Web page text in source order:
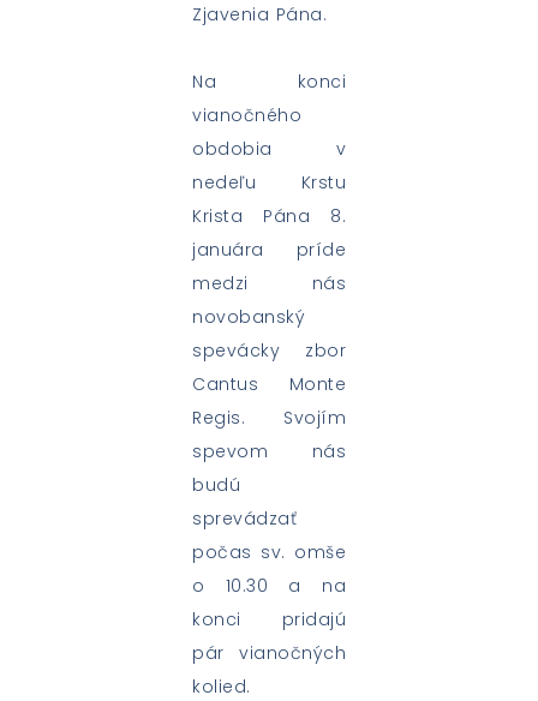
Zjavenia Pána.
Na konci
vianočného
obdobia v
nedeľu Krstu
Krista Pána 8.
januára príde
medzi nás
novobanský
spevácky zbor
Cantus Monte
Regis. Svojím
spevom nás
budú
sprevádzať
počas sv. omše
o 10.30 a na
konci pridajú
pár vianočných
kolied.